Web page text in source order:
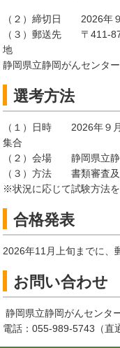
（２）締切日 2026年
（３）郵送先 〒411-
地
静岡県立静岡がんセンタ
選考方法
（１）日時 2026年９
集合
（２）会場 静岡県立
（３）方法 書類審査及
※状況に応じて試験方法
合格発表
2026年11月上旬までに、
お問い合わせ
静岡県立静岡がんセンタ
電話：055-989-5743（